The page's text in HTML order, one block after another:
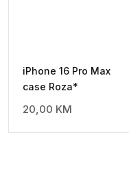
iPhone 16 Pro Max
case Roza*
20,00 KM